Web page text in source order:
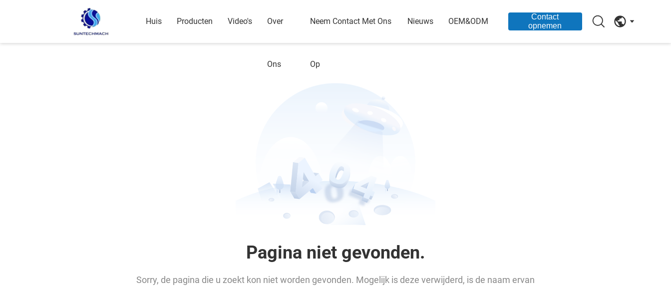
Huis Producten Video's Over
Ons
Neem Contact Met Ons
Op
Nieuws OEM&ODM
Contact
opnemen
Pagina niet gevonden.
Sorry, de pagina die u zoekt kon niet worden gevonden. Mogelijk is deze verwijderd, is de naam ervan